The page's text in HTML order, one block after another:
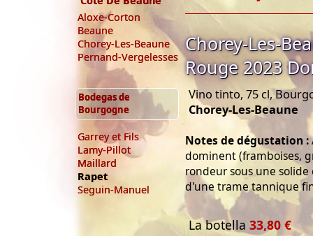
Aloxe-Corton
Beaune
Chorey-Les-Beaune
Pernand-Vergelesses
Bodegas de
Bourgogne
Garrey et Fils
Lamy-Pillot
Maillard
Rapet
Seguin-Manuel
Chorey-Les-
Rouge 2023
Vino tinto, 75 cl,
Chorey-Les-Beaune
Notes de dégustation :
dominent (framboises,
rondeur sous une
d'une trame tannique
La botella 33,80 €